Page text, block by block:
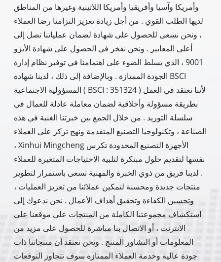
وأمريكا وآسيا وأفريقيا وأمريكا اللاتينية وغيرها من المناطق
لديها الطلب القوي . من أجل زيادة تعزيز التزامنا رضا العملاء
، ونحن نسعى للحصول على شهادة لضمان عملياتنا تصل إلى
أعلى المعايير . ونحن نفخر في الحصول على شهادة الأيزو
9001 ، الذي يسلط الضوء على اهتمامنا في توفير نظام إدارة
الجودة الممتازة . وبالإضافة إلى ذلك ، لدينا شهادة BSCI
المسؤولية الاجتماعية ( BSCI : 351324 ) لأننا نعتقد في العمل
بطريقة مسؤولة وأخلاقية لضمان معاملة عادلة للعمال في
سلسلة التوريد . من خلال الجمع بين خبرتنا الغنية في هذه
الصناعة ، وتكنولوجيا التصنيع المتقدمة ونهج تركز على العملاء
، Xinhui Mingcheng الأجهزة التصنيع المحدودة تكرس
نفسها لتقديم حلول مبتكرة لتلبية الاحتياجات المتغيرة للعملاء
. لدينا فريق من ذوي الخبرة والمهنية تسعى باستمرار لتطوير
منتجات جديدة ومحسنة لتمكين عملائنا من تعزيز العمليات ،
وتحسين الكفاءة وتحقيق أهداف الأعمال . نحن ندعوك إلى
استكشاف مجموعتنا الكاملة من المنتجات على موقعنا على
الانترنت ، أو الاتصال بنا مباشرة للحصول على مزيد من
المعلومات أو التشاور المنتج . ونحن نعتقد أن منتجاتنا ذات
جودة عالية وخدمة العملاء الممتازة سوف تتجاوز التوقعات